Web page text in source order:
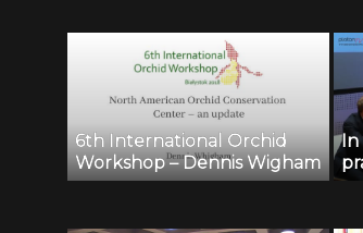
6th International Orchid
Workshop – Dennis Wigham
In